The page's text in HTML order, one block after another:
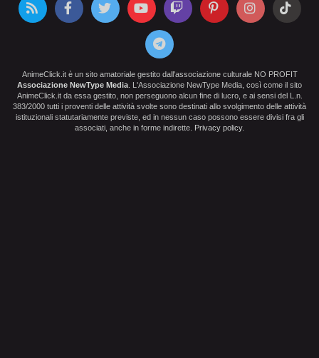
AnimeClick.it è un sito amatoriale gestito dall'associazione culturale NO PROFIT
Associazione NewType Media . L'Associazione NewType Media, così come il sito
AnimeClick.it da essa gestito, non perseguono alcun fine di lucro, e ai sensi del L.n.
383/2000 tutti i proventi delle attività svolte sono destinati allo svolgimento delle attività
istituzionali statutariamente previste, ed in nessun caso possono essere divisi fra gli
associati, anche in forme indirette. Privacy policy.